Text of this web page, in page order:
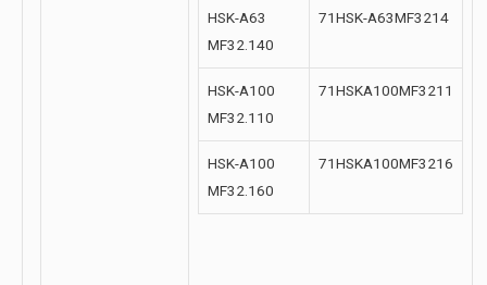
HSK-A63
MF32.140
71HSK-A63MF3214
HSK-A100
MF32.110
71HSKA100MF3211
HSK-A100
MF32.160
71HSKA100MF3216